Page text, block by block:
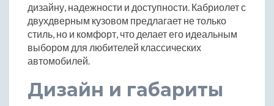
дизайну, надежности и доступности. Кабриолет с
двухдверным кузовом предлагает не только
стиль, но и комфорт, что делает его идеальным
выбором для любителей классических
автомобилей.
Дизайн и габариты